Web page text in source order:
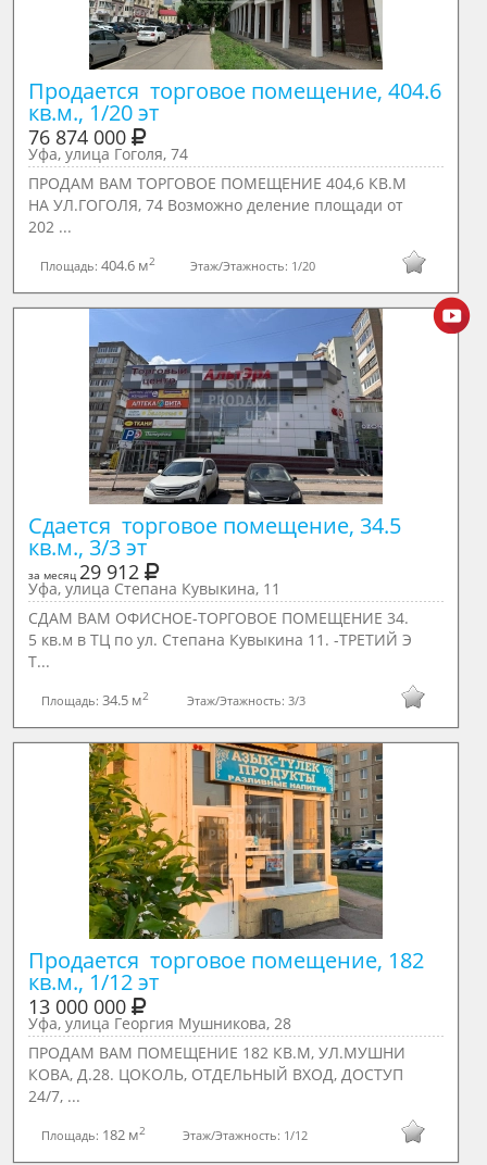
Продается  торговое помещение, 404.6
кв.м., 1/20 эт
76 874 000
Уфа, улица Гоголя, 74
ПРОДАМ ВАМ ТОРГОВОЕ ПОМЕЩЕНИЕ 404,6 КВ.М
НА УЛ.ГОГОЛЯ, 74 Возможно деление площади от
202 ...
Площадь: 404.6 м2 Этаж/Этажность: 1/20
Сдается  торговое помещение, 34.5
кв.м., 3/3 эт
за месяц 29 912
Уфа, улица Степана Кувыкина, 11
СДАМ ВАМ ОФИСНОЕ-ТОРГОВОЕ ПОМЕЩЕНИЕ 34.
5 кв.м в ТЦ по ул. Степана Кувыкина 11. -ТРЕТИЙ Э
Т...
Площадь:34.5 м2 Этаж/Этажность: 3/3
Продается  торговое помещение, 182
кв.м., 1/12 эт
13 000 000
Уфа, улица Георгия Мушникова, 28
ПРОДАМ ВАМ ПОМЕЩЕНИЕ 182 КВ.М, УЛ.МУШНИ
КОВА, Д.28. ЦОКОЛЬ, ОТДЕЛЬНЫЙ ВХОД, ДОСТУП
24/7, ...
Площадь: 182 м2 Этаж/Этажность: 1/12